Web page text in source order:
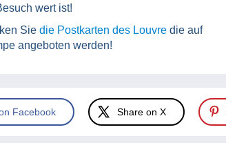
wert ist!
Sie die Postkarten des Louvre die auf
angeboten werden!
Facebook Share on X